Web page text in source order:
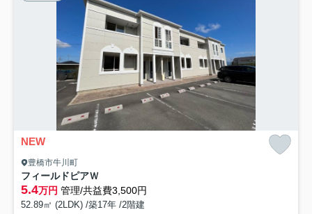
NEW
豊橋市牛川町
フィールドピアＷ
5.4万円 管理/共益費3,500円
52.89㎡ (2LDK) /築17年 /2階建